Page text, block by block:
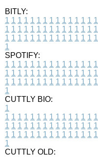
BITLY:
1 1 1 1 1 1 1 1 1 1 1 1 1 1 1
1 1 1 1 1 1 1 1 1 1 1 1 1 1 1
1 1 1 1 1 1 1 1 1 1 1 1 1 1 1
1
SPOTIFY:
1 1 1 1 1 1 1 1 1 1 1 1 1 1 1
1 1 1 1 1 1 1 1 1 1 1 1 1 1 1
1 1 1 1 1 1 1 1 1 1 1 1 1 1 1
1
CUTTLY BIO:
1
1 1 1 1 1 1 1 1 1 1 1 1 1 1 1
1 1 1 1 1 1 1 1 1 1 1 1 1 1 1
1 1 1 1 1 1 1 1 1 1 1 1 1 1 1
1
CUTTLY OLD: